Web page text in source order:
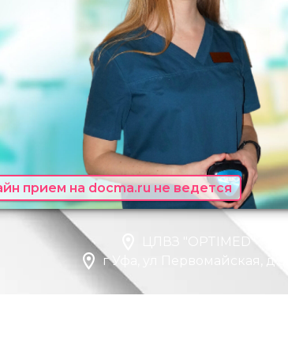
прием на docma.ru не ведется
ЦЛВЗ "OPTIMED"
г Уфа, ул Первомайская, д 39